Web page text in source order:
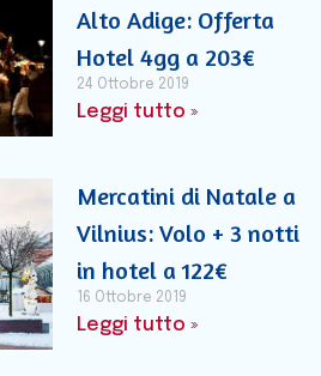
Alto Adige: Offerta
Hotel 4gg a 203€
24 Ottobre 2019
Leggi tutto »
Mercatini di Natale a
Vilnius: Volo + 3 notti
in hotel a 122€
16 Ottobre 2019
Leggi tutto »